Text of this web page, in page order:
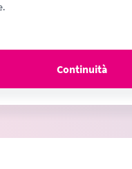
Continuità